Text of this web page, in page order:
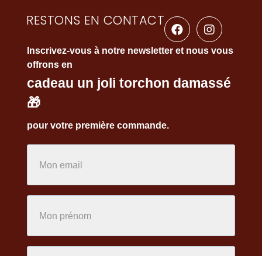
RESTONS EN CONTACT
Inscrivez-vous à notre newsletter et nous vous
offrons en
cadeau un joli torchon damassé
🎁
pour votre première commande.